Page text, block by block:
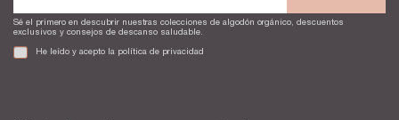
Sé el primero en descubrir nuestras colecciones de algodón orgánico, descuentos
exclusivos y consejos de descanso saludable.
He leído y acepto la política de privacidad